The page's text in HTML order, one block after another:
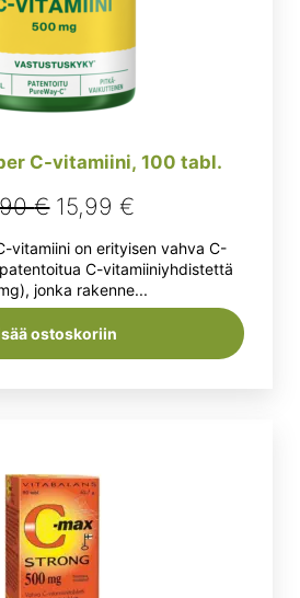
C-vitamiini, 100 tabl.
€ Alkuperäinen
hinta
oli:
16,90 €.
15,99€
hinta
on:
15,99 €.
vitamiini on erityisen vahva C-
C-vitamiiniyhdistettä
jonka rakenne...
ostoskoriin